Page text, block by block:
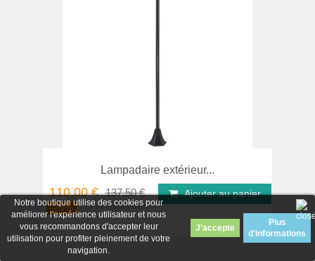
Notre boutique utilise des cookies pour
améliorer l'expérience utilisateur et nous
vous recommandons d'accepter leur
utilisation pour profiter pleinement de votre
navigation.
Plus
d'informations
Lampadaire extérieur...
110,00 € 137,50 €
-20%
Ajouter au panier